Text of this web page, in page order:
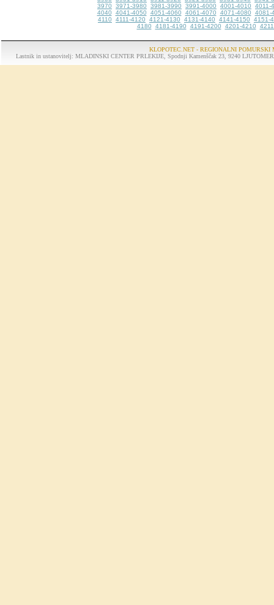
3970
3971-3980 3981-3990 3991-4000 4001-4010
4011-
4040
4041-4050 4051-4060 4061-4070 4071-4080
4081-
4110
4111-4120 4121-4130 4131-4140 4141-4150
4151-
4180
4181-4190 4191-4200 4201-4210
KLOPOTEC.NET - REGIONALNI POMURSKI
Lastnik in ustanovitelj: MLADINSKI CENTER PRLEKIJE, Spodnji Kamenščak 23, 9240